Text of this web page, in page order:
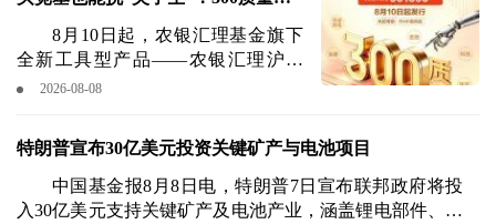
ETF农银8月10日起正式发行
8月10日起，农银汇理基金旗下
全新工具型产品——农银汇理沪深
300质量交易型开放式指数证券投资
中，旨在为投资者提供聚焦A股高质
量核心资产的便捷投资路径。
2026-08-08
特朗普宣布30亿美元投资关键矿产与电池项目
中国基金报8月8日电，特朗普7日宣布联邦政府将投
入30亿美元支持关键矿产及电池产业，涵盖锂电部件、钪